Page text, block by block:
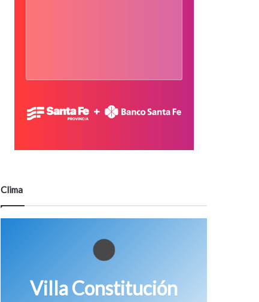
Clima
Villa Constitución